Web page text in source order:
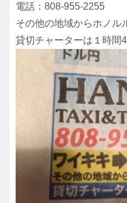
電話：808-955-2255
その他の地域からホノル
貸切チャーターは１時間